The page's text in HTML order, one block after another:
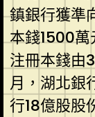
鎮銀行獲準
本錢1500
注冊本錢由
月，湖北銀
行18億股股